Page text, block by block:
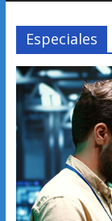
Especiales